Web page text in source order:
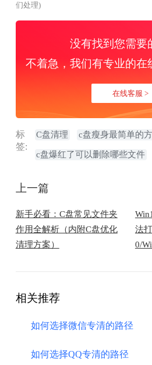
们处理)
没有找到您需要
不着急，我们有专业的在
在线客服 >
标
签:
C盘清理 c盘瘦身最简单的
​​c盘爆红了可以删除哪些文件
上一篇
新手必看：C盘常见文件夹
作用全解析（内附C盘优化
清理方案）
法
0/
相关推荐
如何选择微信专清的路径
如何选择QQ专清的路径